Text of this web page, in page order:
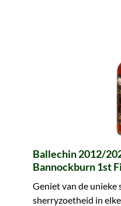
Ballechin 2012/
Bannockburn 1st
Geniet van de unieke
sherryzoetheid in